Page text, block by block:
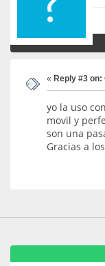
« Reply #3 on:
yo la uso
movil y
son una
Gracias a